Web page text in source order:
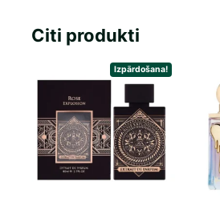
Citi produkti
Izpārdošana!